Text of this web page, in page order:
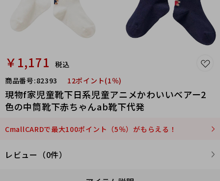
￥1,171
税込
商品番号:82393 12ポイント(1％)
現物f家児童靴下日系児童アニメかわいいベアー2
色の中筒靴下赤ちゃんab靴下代発
CmallCARDで最大100ポイント（5％）がもらえる！
レビュー（0件）